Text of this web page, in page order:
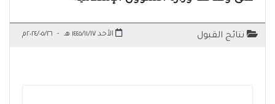
نتائج القبول الأحد ١٤٤٥/١١/١٧ هـ - ٢٠٢٤/٠٥/٢٦م